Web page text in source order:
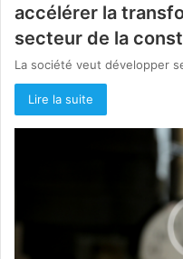
accélérer la
secteur de la
La société veut développer
Lire la suite